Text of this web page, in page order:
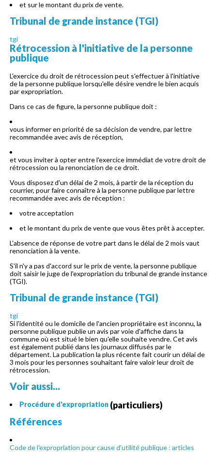
et sur le montant du prix de vente.
Tribunal de grande instance (TGI)
tgi
Rétrocession à l'initiative de la personne
publique
L'exercice du droit de rétrocession peut s'effectuer à l'initiative
de la personne publique lorsqu'elle désire vendre le bien acquis
par expropriation.
Dans ce cas de figure, la personne publique doit :
vous informer en priorité de sa décision de vendre, par lettre
recommandée avec avis de réception,
et vous inviter à opter entre l'exercice immédiat de votre droit de
rétrocession ou la renonciation de ce droit.
Vous disposez d'un délai de 2 mois, à partir de la réception du
courrier, pour faire connaître à la personne publique par lettre
recommandée avec avis de réception :
votre acceptation
et le montant du prix de vente que vous êtes prêt à accepter.
L'absence de réponse de votre part dans le délai de 2 mois vaut
renonciation à la vente.
S'il n'y a pas d'accord sur le prix de vente, la personne publique
doit saisir le juge de l'expropriation du tribunal de grande instance
(TGI).
Tribunal de grande instance (TGI)
tgi
Si l'identité ou le domicile de l'ancien propriétaire est inconnu, la
personne publique publie un avis par voie d'affiche dans la
commune où est situé le bien qu'elle souhaite vendre. Cet avis
est également publié dans les journaux diffusés par le
département. La publication la plus récente fait courir un délai de
3 mois pour les personnes souhaitant faire valoir leur droit de
rétrocession.
Voir aussi...
Procédure d'expropriation (particuliers)
Références
Code de l'expropriation pour cause d'utilité publique : articles